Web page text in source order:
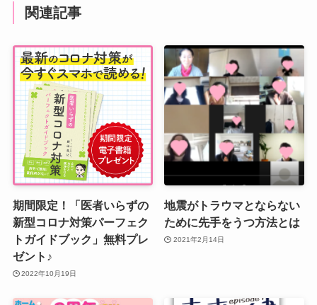
関連記事
期間限定！「医者いらずの
新型コロナ対策パーフェク
トガイドブック」無料プレ
ゼント♪
2022年10月19日
地震がトラウマとならない
ために先手をうつ方法とは
2021年2月14日